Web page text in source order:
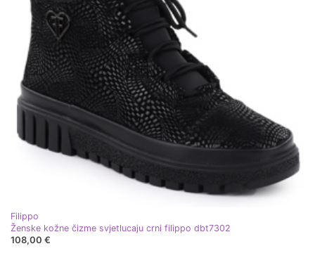
Filippo
Ženske kožne čizme svjetlucaju crni filippo dbt7302
108,00 €